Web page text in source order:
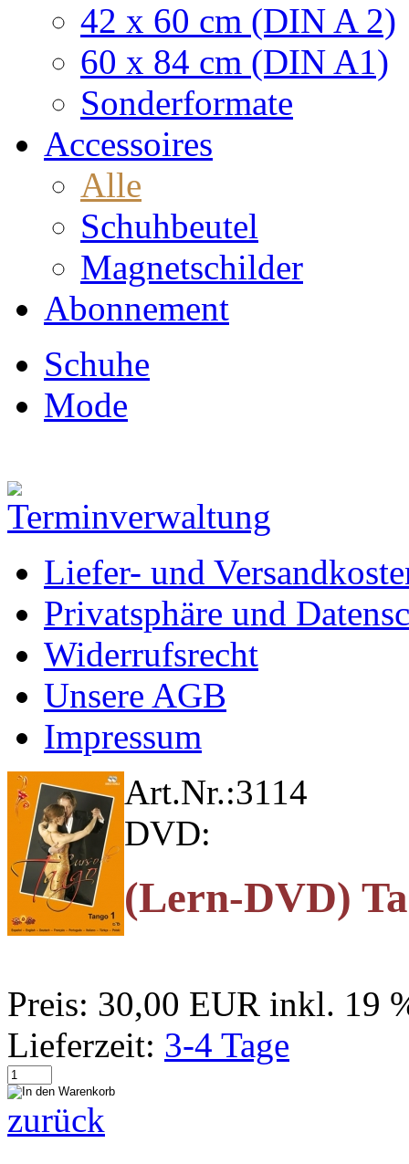
42 x 60 cm (DIN A 2)
60 x 84 cm (DIN A1)
Sonderformate
Accessoires
Alle
Schuhbeutel
Magnetschilder
Abonnement
Schuhe
Mode
Liefer- und
Privatsphäre und
Widerrufsrecht
Unsere AGB
Impressum
Art.Nr.:3114
DVD:
(Lern-DVD)
Preis: 30,00 EUR inkl. 19
Lieferzeit: 3-4 Tage
zurück